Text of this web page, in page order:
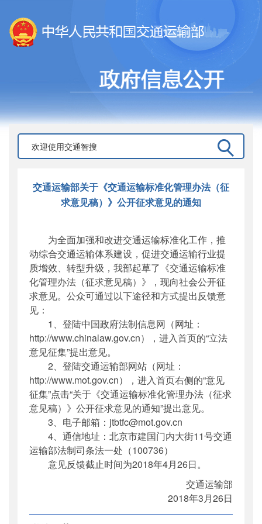
交通运输部关于《交通运输标准化管理办法（征
求意见稿）》公开征求意见的通知
为全面加强和改进交通运输标准化工作，推
动综合交通运输体系建设，促进交通运输行业提
质增效、转型升级，我部起草了《交通运输标准
化管理办法（征求意见稿）》，现向社会公开征
求意见。公众可通过以下途径和方式提出反馈意
见：
1、登陆中国政府法制信息网（网址：
http://www.chinalaw.gov.cn），进入首页的“立法
意见征集”提出意见。
2、登陆交通运输部网站（网址：
http://www.mot.gov.cn），进入首页右侧的“意见
征集”点击“关于《交通运输标准化管理办法（征求
意见稿）》公开征求意见的通知”提出意见。
3、电子邮箱：jtbtfc@mot.gov.cn
4、通信地址：北京市建国门内大街11号交通
运输部法制司条法一处（100736）
意见反馈截止时间为2018年4月26日。
交通运输部
2018年3月26日